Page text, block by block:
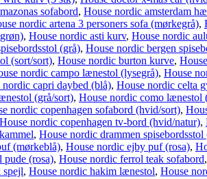
sofabord, House nordic amsterdam
nordic artena 3 personers sofa (mørkegrå),
, House nordic asti kurv, House nordic
(grå), House nordic bergen
(sort/sort), House nordic burton kurve,
nordic campo lænestol (lysegrå), House
nordic capri daybed (blå), House nordic celta
(grå/sort), House nordic como lænestol
nordic copenhagen sofabord (hvid/sort),
House nordic copenhagen tv-bord (hvid/natur),
, House nordic drammen spisebordsstol
(mørkeblå), House nordic ejby puf (rosa),
pude (rosa), House nordic ferrol teak sofabord,
spejl, House nordic hakim lænestol, House